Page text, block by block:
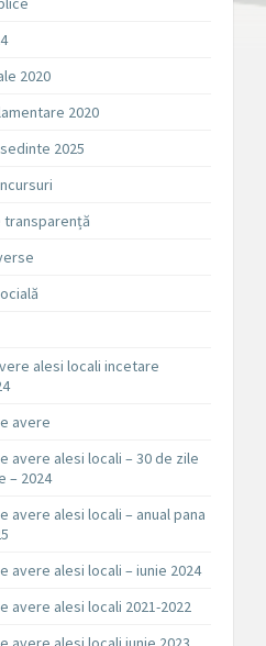
2020
2020
2025
transparență
alesi locali incetare
avere
avere alesi locali – 30 de zile
– 2024
avere alesi locali – anual pana
avere alesi locali – iunie 2024
avere alesi locali 2021-2022